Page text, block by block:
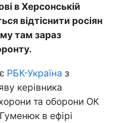
в Херсонській
відтіснити росіян
там зараз
РБК-Україна з
керівника
та оборони ОК
в ефірі